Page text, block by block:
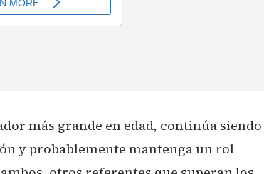
más grande en edad, continúa siendo
y probablemente mantenga un rol